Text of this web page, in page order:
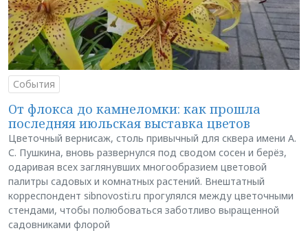
События
От флокса до камнеломки: как прошла
последняя июльская выставка цветов
Цветочный вернисаж, столь привычный для сквера имени А.
С. Пушкина, вновь развернулся под сводом сосен и берёз,
одаривая всех заглянувших многообразием цветовой
палитры садовых и комнатных растений. Внештатный
корреспондент sibnovosti.ru прогулялся между цветочными
стендами, чтобы полюбоваться заботливо выращенной
садовниками флорой